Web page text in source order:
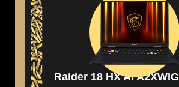
Raider 18 HX AI A2XWIG